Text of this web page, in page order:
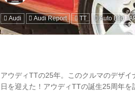
Audi Audi Report TT Auto Bild
アウディTTの25年。このクルマのデザ
日を迎えた！アウディTTの誕生25周年